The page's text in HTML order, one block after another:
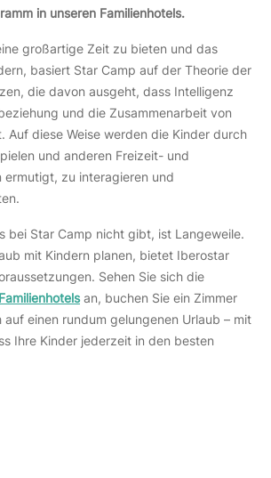
in unseren Familienhotels.
großartige Zeit zu bieten und das
basiert Star Camp auf der Theorie der
die davon ausgeht, dass Intelligenz
und die Zusammenarbeit von
Auf diese Weise werden die Kinder durch
und anderen Freizeit- und
ermutigt, zu interagieren und
bei Star Camp nicht gibt, ist Langeweile.
mit Kindern planen, bietet Iberostar
Sehen Sie sich die
Familienhotelsan, buchen Sie ein Zimmer
auf einen rundum gelungenen Urlaub – mit
Ihre Kinder jederzeit in den besten